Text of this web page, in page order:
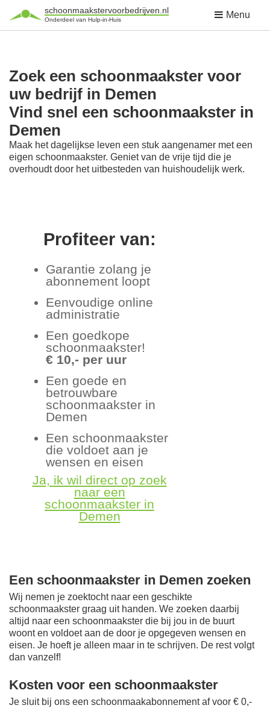
schoonmaakstervoorbedrijven.nl
Onderdeel van Hulp-in-Huis Menu
Zoek een schoonmaakster voor
uw bedrijf in Demen
Vind snel een schoonmaakster in
Demen
Maak het dagelijkse leven een stuk aangenamer met een
eigen schoonmaakster. Geniet van de vrije tijd die je
overhoudt door het uitbesteden van huishoudelijk werk.
Profiteer van:
Garantie zolang je
abonnement loopt
Eenvoudige online
administratie
Een goedkope
schoonmaakster!
€ 10,- per uur
Een goede en
betrouwbare
schoonmaakster in
Demen
Een schoonmaakster
die voldoet aan je
wensen en eisen
Ja, ik wil direct op zoek
naar een
schoonmaakster in
Demen
Een schoonmaakster in Demen zoeken
Wij nemen je zoektocht naar een geschikte
schoonmaakster graag uit handen. We zoeken daarbij
altijd naar een schoonmaakster die bij jou in de buurt
woont en voldoet aan de door je opgegeven wensen en
eisen. Je hoeft je alleen maar in te schrijven. De rest volgt
dan vanzelf!
Kosten voor een schoonmaakster
Je sluit bij ons een schoonmaakabonnement af voor € 0,-